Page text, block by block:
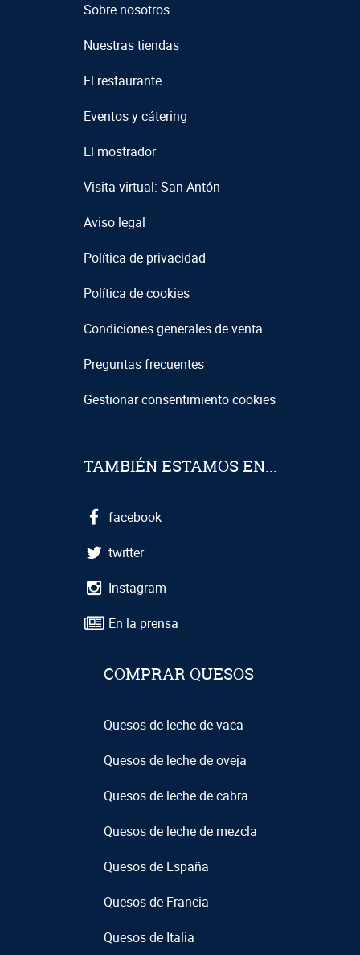
Sobre nosotros
Nuestras tiendas
El restaurante
Eventos y cátering
El mostrador
Visita virtual: San Antón
Aviso legal
Política de privacidad
Política de cookies
Condiciones generales de venta
Preguntas frecuentes
Gestionar consentimiento cookies
TAMBIÉN ESTAMOS EN...
facebook
twitter
Instagram
En la prensa
COMPRAR QUESOS
Quesos de leche de vaca
Quesos de leche de oveja
Quesos de leche de cabra
Quesos de leche de mezcla
Quesos de España
Quesos de Francia
Quesos de Italia